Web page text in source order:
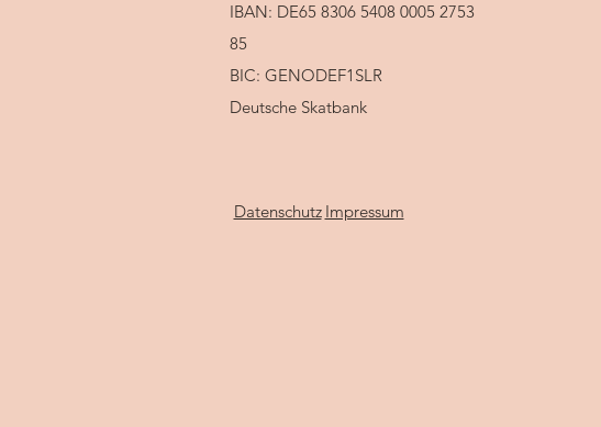
IBAN: DE65 8306 5408 0005 2753
85
BIC: GENODEF1SLR
Deutsche Skatbank
Datenschutz Impressum